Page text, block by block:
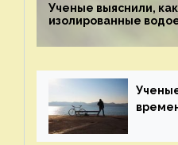
Ученые выяснили,
изолированные